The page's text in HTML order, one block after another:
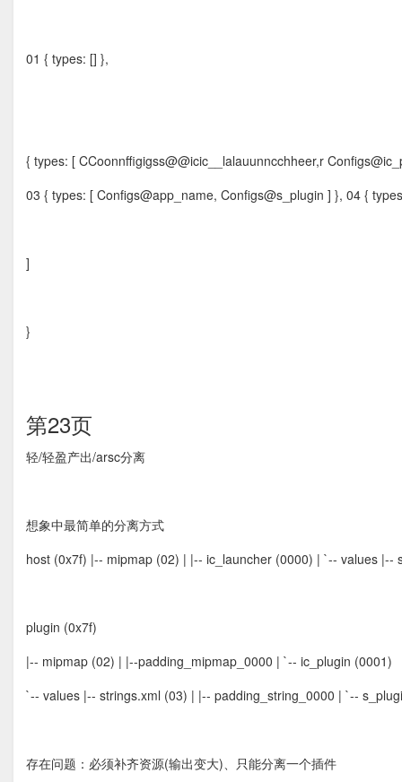
01 { types: [] },
{ types: [ CCoonnffigigss@@icic__lalauunncchheer,r
03 { types: [ Configs@app_name, Configs@s_plugin ] }, 04 {
]
}
第23页
轻/轻盈产出/arsc分离
想象中最简单的分离方式
host (0x7f) |-- mipmap (02) | |-- ic_launcher (0000) | `-- values
plugin (0x7f)
|-- mipmap (02) | |--padding_mipmap_0000 | `-- ic_plugin (0001)
`-- values |-- strings.xml (03) | |-- padding_string_0000 | `--
存在问题：必须补齐资源(输出变大)、只能分离一个插件